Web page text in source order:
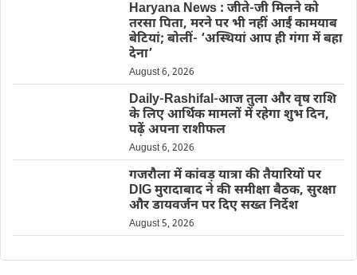
Haryana News : जीते-जी मिलने को
तरसा पिता, मरने पर भी नहीं आईं कामयाब
बेटियां; बोलीं- ‘अस्थियां आप ही गंगा में बहा
देना’
August 6, 2026
Daily-Rashifal-आज तुला और वृष राशि
के लिए आर्थिक मामलों में रहेगा शुभ दिन,
पढ़ें अपना राशीफल
August 6, 2026
गजरौला में कांवड़ यात्रा की तैयारियों पर
DIG मुरादाबाद ने की समीक्षा बैठक, सुरक्षा
और डायवर्जन पर दिए सख्त निर्देश
August 5, 2026